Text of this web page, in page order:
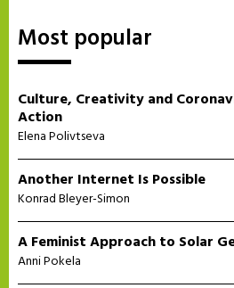
Most popular
Culture, Creativity and
Action
Elena Polivtseva
Another Internet Is Possible
Konrad Bleyer-Simon
A Feminist Approach to Solar
Anni Pokela